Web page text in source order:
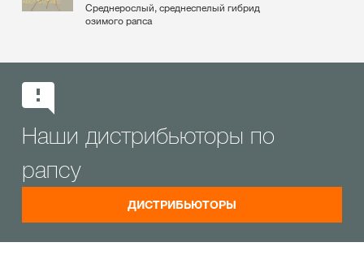
Среднерослый, среднеспелый гибрид
озимого рапса
Наши дистрибьюторы по
рапсу
ДИСТРИБЬЮТОРЫ